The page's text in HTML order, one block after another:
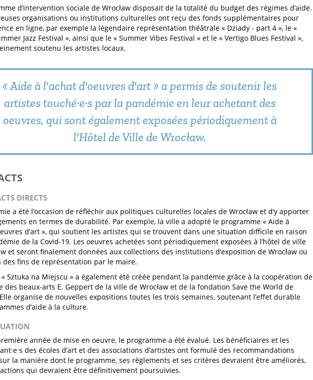
d’intervention sociale de Wrocław disposait de la totalité du budget des régimes d’aide.
organisations ou institutions culturelles ont reçu des fonds supplémentaires pour
en ligne, par exemple la légendaire représentation théâtrale « Dziady - part 4 », le «
Jazz Festival », ainsi que le « Summer Vibes Festival » et le « Vertigo Blues Festival »,
soutenu les artistes locaux.
« Aide à l'achat d'oeuvres d'art » a permis de soutenir les
artistes touché·e·s par la pandémie en leur achetant des
oeuvres, qui sont également exposées périodiquement à
l'Hôtel de Ville de Wrocław.
DIRECTS
a été l’occasion de réfléchir aux politiques culturelles locales de Wrocław et d’y apporter
en termes de durabilité. Par exemple, la ville a adopté le programme « Aide à
d’art », qui soutient les artistes qui se trouvent dans une situation difficile en raison
de la Covid-19. Les oeuvres achetées sont périodiquement exposées à l’hôtel de ville
et seront finalement données aux collections des institutions d’exposition de Wrocław ou
des fins de représentation par le maire.
« Sztuka na Miejscu » a également été créée pendant la pandémie grâce à la coopération de
des beaux-arts E. Geppert de la ville de Wrocław et de la fondation Save the World de
organise de nouvelles expositions toutes les trois semaines, soutenant l’effet durable
d’aide à la culture.
année de mise en oeuvre, le programme a été évalué. Les bénéficiaires et les
des écoles d’art et des associations d’artistes ont formulé des recommandations
la manière dont le programme, ses règlements et ses critères devraient être améliorés,
qui devraient être définitivement poursuivies.